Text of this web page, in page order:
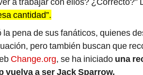
cantidad”.
pena de sus fanáticos, quienes
pero también buscan que
Change.org, se ha iniciado una
vuelva a ser Jack Sparrow.